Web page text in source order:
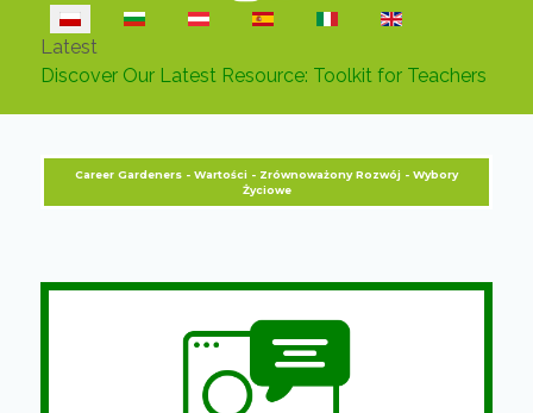
Wybierz swój język
Latest
Discover Our Latest Resource: Toolkit for Teachers
Career Gardeners - Wartości - Zrównoważony Rozwój - Wybory
Życiowe